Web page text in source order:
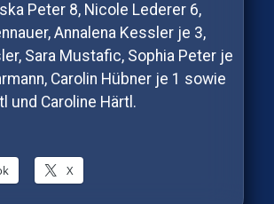
Peter 8, Nicole Lederer 6,
Annalena Kessler je 3,
Sara Mustafic, Sophia Peter je
Carolin Hübner je 1 sowie
und Caroline Härtl.
X